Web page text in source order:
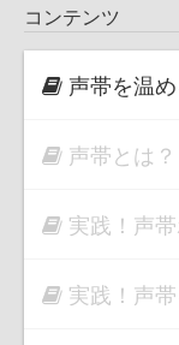
コンテンツ
声帯を温
声帯とは？
実践！声
実践！声